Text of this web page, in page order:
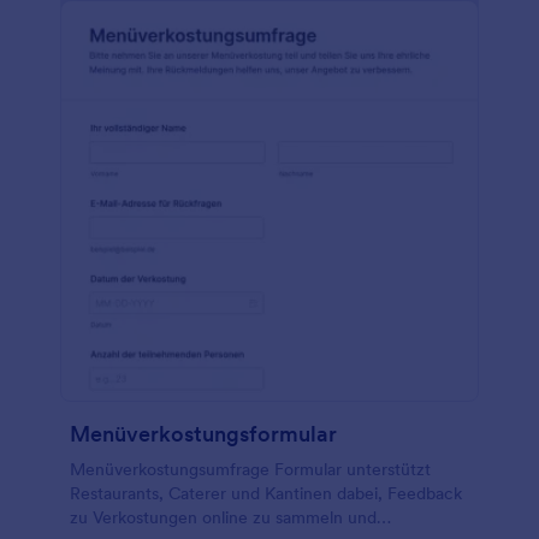
Menüverkostungsformular
Menüverkostungsumfrage Formular unterstützt
Restaurants, Caterer und Kantinen dabei, Feedback
zu Verkostungen online zu sammeln und